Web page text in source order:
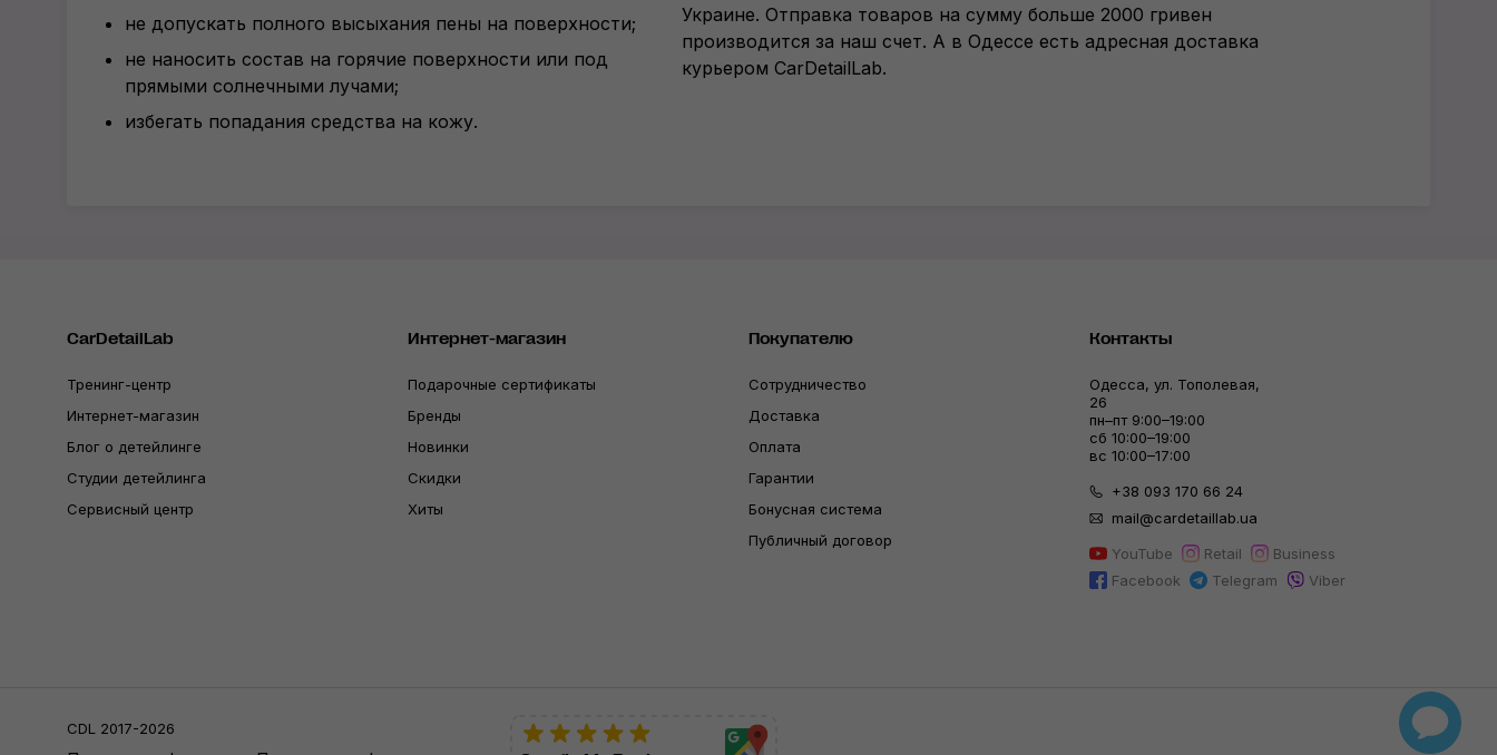
не допускать полного высыхания пены на поверхности;
не наносить состав на горячие поверхности или под
прямыми солнечными лучами;
избегать попадания средства на кожу.
Украине. Отправка товаров на сумму больше 2000 гривен
производится за наш счет. А в Одессе есть адресная доставка
курьером CarDetailLab.
CarDetailLab
Тренинг-центр
Интернет-магазин
Блог о детейлинге
Студии детейлинга
Сервисный центр
Интернет-магазин
Подарочные сертификаты
Бренды
Новинки
Скидки
Хиты
Покупателю
Сотрудничество
Доставка
Оплата
Гарантии
Бонусная система
Публичный договор
Контакты
Одесса, ул. Тополевая,
26
пн–пт 9:00–19:00
сб 10:00–19:00
вс 10:00–17:00
+38 093 170 66 24
mail@cardetaillab.ua
YouTube
Retail
Business
Facebook
Telegram Viber
CDL 2017-2026